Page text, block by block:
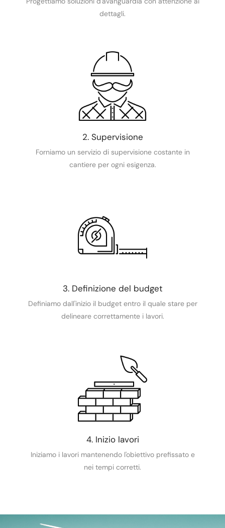
dettagli.
2. Supervisione
Forniamo un servizio di supervisione costante in
cantiere per ogni esigenza.
3. Definizione del budget
Definiamo dall'inizio il budget entro il quale stare per
delineare correttamente i lavori.
4. Inizio lavori
Iniziamo i lavori mantenendo l'obiettivo prefissato e
nei tempi corretti.